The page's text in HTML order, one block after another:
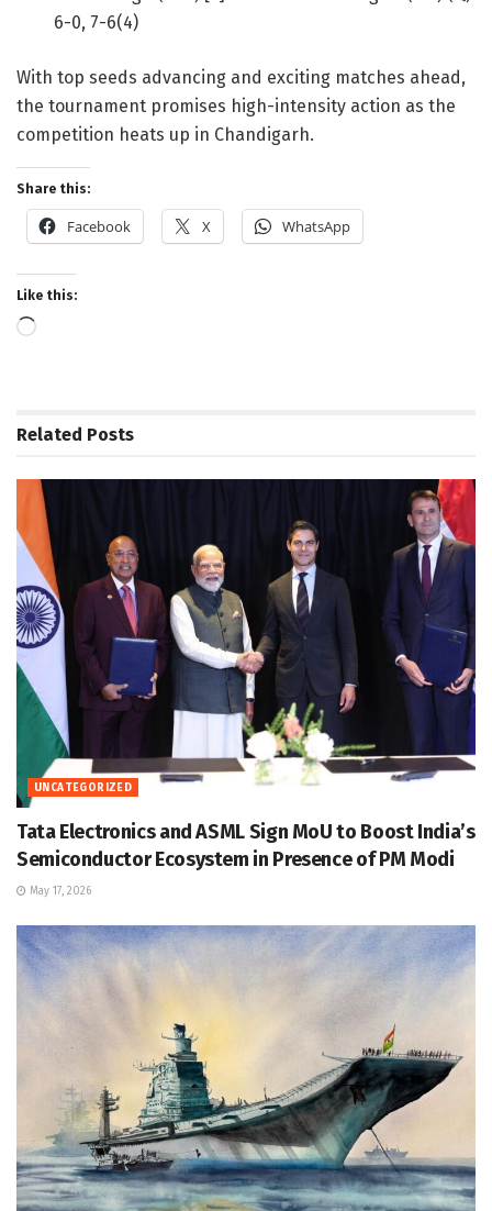
6-0, 7-6(4)
With top seeds advancing and exciting matches ahead,
the tournament promises high-intensity action as the
competition heats up in Chandigarh.
Share this:
Facebook X WhatsApp
Like this:
Loading…
Related Posts
UNCATEGORIZED
Tata Electronics and ASML Sign MoU to Boost India’s
Semiconductor Ecosystem in Presence of PM Modi
May 17, 2026